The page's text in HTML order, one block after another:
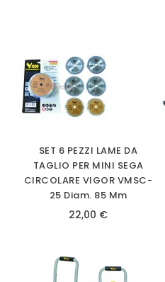
SET 6 PEZZI LAME DA
TAGLIO PER MINI SEGA
CIRCOLARE VIGOR VMSC-
25 Diam. 85 Mm
22,00 €